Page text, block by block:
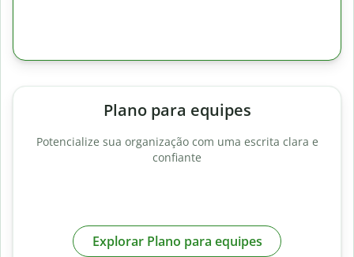
Plano para equipes
Potencialize sua organização com uma escrita clara e
confiante
Explorar Plano para equipes